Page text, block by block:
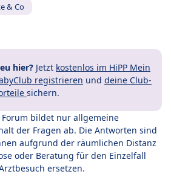
& Co
hier? Jetzt kostenlos im HiPP Mein
registrieren und deine Club-
sichern.
Forum bildet nur allgemeine
der Fragen ab. Die Antworten sind
aufgrund der räumlichen Distanz
oder Beratung für den Einzelfall
ersetzen.